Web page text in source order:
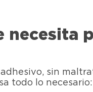
necesita
adhesivo, sin
todo lo necesario: